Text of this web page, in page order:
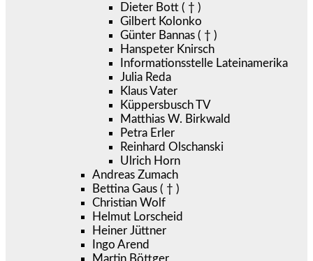
Dieter Bott ( † )
Gilbert Kolonko
Günter Bannas ( † )
Hanspeter Knirsch
Informationsstelle Lateinamerika
Julia Reda
Klaus Vater
Küppersbusch TV
Matthias W. Birkwald
Petra Erler
Reinhard Olschanski
Ulrich Horn
Andreas Zumach
Bettina Gaus ( † )
Christian Wolf
Helmut Lorscheid
Heiner Jüttner
Ingo Arend
Martin Böttger